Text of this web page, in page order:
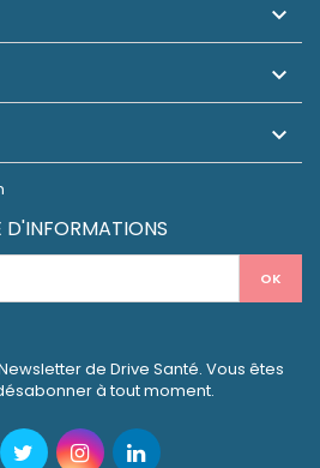



D'INFORMATIONS
de Drive Santé. Vous êtes
à tout moment.